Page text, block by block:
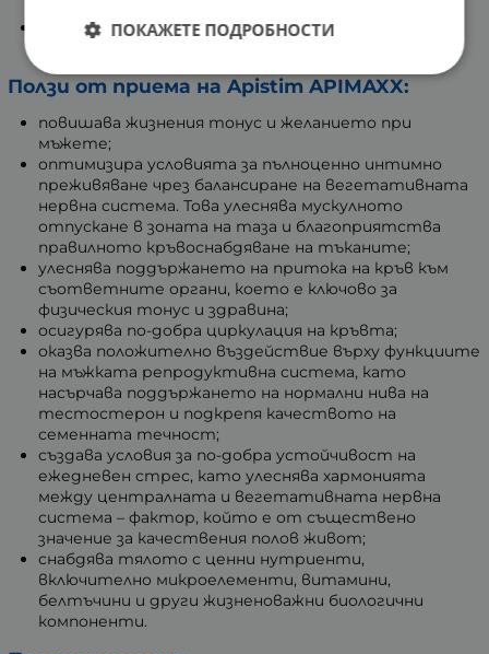
поддържане на нормални физиологични функции на
Ползи от приема на Apistim APIMAXX:
повишава жизнения тонус и желанието при
мъжете;
оптимизира условията за пълноценно интимно
преживяване чрез балансиране на вегетативната
нервна система. Това улеснява мускулното
отпускане в зоната на таза и благоприятства
правилното кръвоснабдяване на тъканите;
улеснява поддържането на притока на кръв към
съответните органи, което е ключово за
физическия тонус и здравина;
осигурява по-добра циркулация на кръвта;
оказва положително въздействие върху функциите
на мъжката репродуктивна система, като
насърчава поддържането на нормални нива на
тестостерон и подкрепя качеството на
семенната течност;
създава условия за по-добра устойчивост на
ежедневен стрес, като улеснява хармонията
между централната и вегетативната нервна
система – фактор, който е от съществено
значение за качествения полов живот;
снабдява тялото с ценни нутриенти,
включително микроелементи, витамини,
белтъчини и други жизненоважни биологични
компоненти.
ПОКАЖЕТЕ ПОДРОБНОСТИ